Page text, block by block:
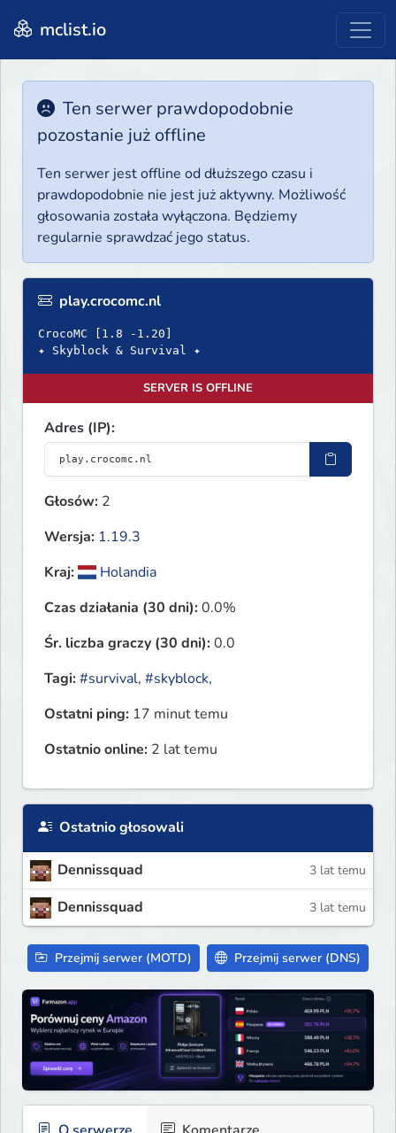
mclist.io
Ten serwer prawdopodobnie
pozostanie już offline
Ten serwer jest offline od dłuższego czasu i
prawdopodobnie nie jest już aktywny. Możliwość
głosowania została wyłączona. Będziemy
regularnie sprawdzać jego status.
play.crocomc.nl
CrocoMC [1.8 -1.20]
✦ Skyblock & Survival ✦
SERVER IS OFFLINE
Adres (IP):
Głosów: 2
Wersja: 1.19.3
Kraj:
Holandia
Czas działania (30 dni):0.0%
Śr. liczba graczy (30 dni):0.0
Tagi:#survival, #skyblock,
Ostatni ping: 17 minut temu
Ostatnio online: 2 lat temu
Ostatnio głosowali
Dennissquad 3 lat temu
Dennissquad 3 lat temu
Przejmij serwer (MOTD) Przejmij serwer (DNS)